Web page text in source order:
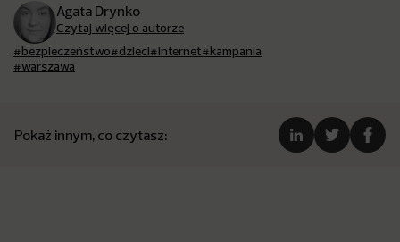
Agata Drynko
Czytaj więcej o autorze
#bezpieczeństwo#dzieci#internet#kampania
#warszawa
Pokaż innym, co czytasz: